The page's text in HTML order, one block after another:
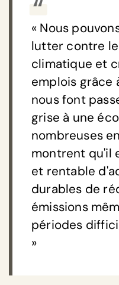
« Nous
lutter contre
climatique et
emplois grâce
nous font
grise à une
nombreuses
montrent qu'il
et rentable
durables de
émissions
périodes
»